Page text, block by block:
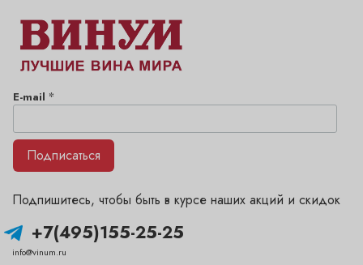
+7(495)155-25-25
info@vinum.ru
Подпишитесь, чтобы быть в курсе наших акций и скидок
E-mail *
Подписаться